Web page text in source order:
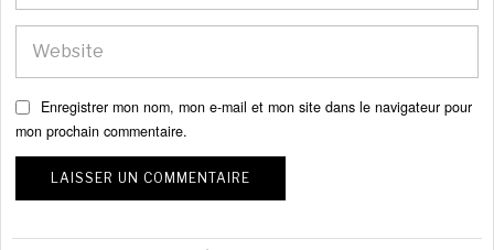
Enregistrer mon nom, mon e-mail et mon site dans le navigateur pour
mon prochain commentaire.